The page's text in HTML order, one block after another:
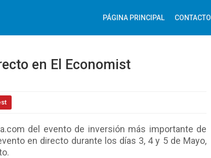
PÁGINA PRINCIPAL CONTACTO
en El Economist
del evento de inversión más importante de
en directo durante los días 3, 4 y 5 de Mayo,